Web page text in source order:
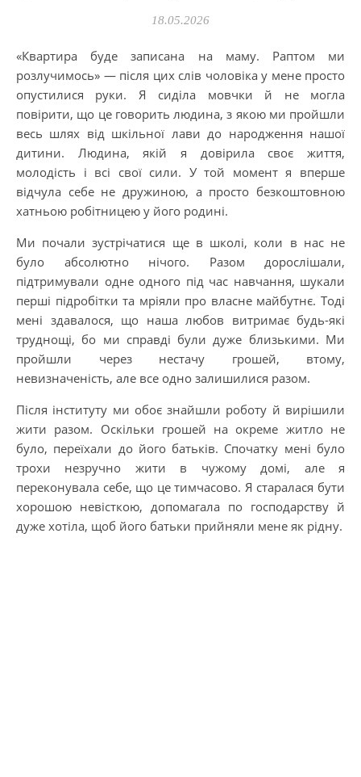
18.05.2026
«Квартира буде записана на маму. Раптом ми
розлучимось» — після цих слів чоловіка у мене просто
опустилися руки. Я сиділа мовчки й не могла
повірити, що це говорить людина, з якою ми пройшли
весь шлях від шкільної лави до народження нашої
дитини. Людина, якій я довірила своє життя,
молодість і всі свої сили. У той момент я вперше
відчула себе не дружиною, а просто безкоштовною
хатньою робітницею у його родині.
Ми почали зустрічатися ще в школі, коли в нас не
було абсолютно нічого. Разом дорослішали,
підтримували одне одного під час навчання, шукали
перші підробітки та мріяли про власне майбутнє. Тоді
мені здавалося, що наша любов витримає будь-які
труднощі, бо ми справді були дуже близькими. Ми
пройшли через нестачу грошей, втому,
невизначеність, але все одно залишилися разом.
Після інституту ми обоє знайшли роботу й вирішили
жити разом. Оскільки грошей на окреме житло не
було, переїхали до його батьків. Спочатку мені було
трохи незручно жити в чужому домі, але я
переконувала себе, що це тимчасово. Я старалася бути
хорошою невісткою, допомагала по господарству й
дуже хотіла, щоб його батьки прийняли мене як рідну.